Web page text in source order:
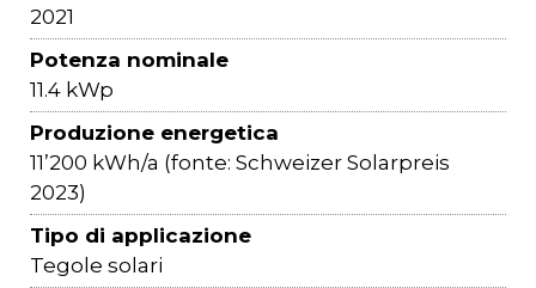
2021
Potenza nominale
11.4 kWp
Produzione energetica
11’200 kWh/a (fonte: Schweizer Solarpreis
2023)
Tipo di applicazione
Tegole solari